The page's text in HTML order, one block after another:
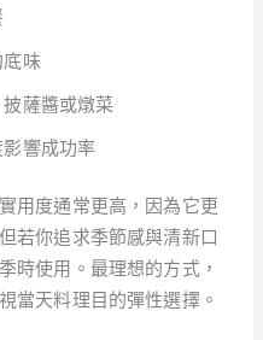
底味
薩醬或燉菜
響成功率
用度通常更高，因為它更
若你追求季節感與清新口
時使用。最理想的方式，
當天料理目的彈性選擇。